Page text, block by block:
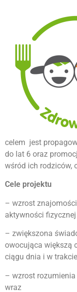
celem jest
do lat 6 oraz
wśród ich rodziców,
Cele projektu
– wzrost
aktywności
– zwiększona
owocująca większą
ciągu dnia i w
– wzrost
wraz